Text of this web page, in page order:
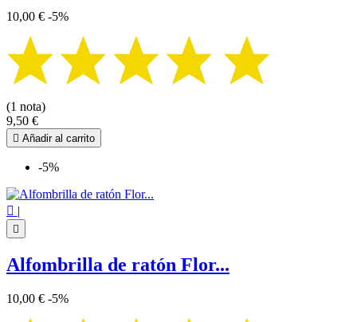
10,00 € -5%
(1 nota)
9,50 €
 Añadir al carrito
-5%
 |

Alfombrilla de ratón Flor...
10,00 € -5%